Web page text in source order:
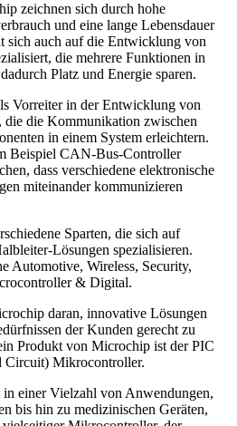
zeichnen sich durch hohe
und eine lange Lebensdauer
sich auch auf die Entwicklung von
die mehrere Funktionen in
Platz und Energie sparen.
Vorreiter in der Entwicklung von
die die Kommunikation zwischen
in einem System erleichtern.
Beispiel CAN-Bus-Controller
dass verschiedene elektronische
miteinander kommunizieren
Sparten, die sich auf
Lösungen spezialisieren.
Automotive, Wireless, Security,
& Digital.
daran, innovative Lösungen
der Kunden gerecht zu
Produkt von Microchip ist der PIC
Circuit) Mikrocontroller.
einer Vielzahl von Anwendungen,
bis hin zu medizinischen Geräten,